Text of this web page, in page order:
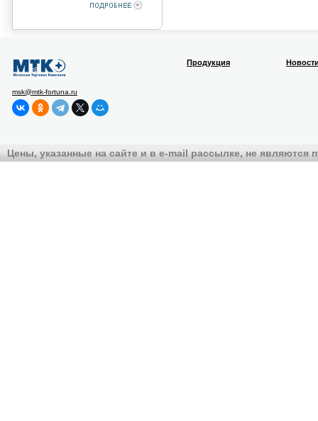
msk@mtk-fortuna.ru
Продукция
Цены, указанные на сайте и в e-mail рассылке, не являются